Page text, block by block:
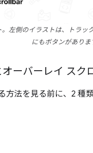
左側のイラストは、トラッ
にもボタンがありま
ーバーレイ スク
方法を見る前に、2 種